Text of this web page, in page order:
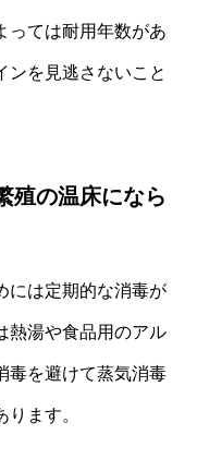
っては耐用年数があ
ンを見逃さないこと
殖の温床になら
には定期的な消毒が
熱湯や食品用のアル
毒を避けて蒸気消毒
ます。